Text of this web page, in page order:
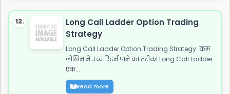
12.
Long Call Ladder Option Trading
Strategy
Long Call Ladder Option Trading Strategy: कम
जोखिम में उच्च रिटर्न पाने का तरीका Long Call Ladder
एक...
Read more